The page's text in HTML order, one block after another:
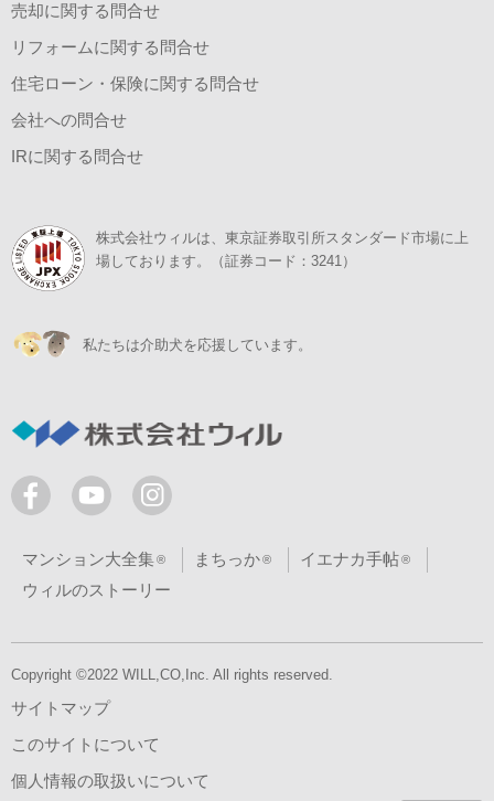
売却に関する問合せ
リフォームに関する問合せ
住宅ローン・保険に関する問合せ
会社への問合せ
IRに関する問合せ
株式会社ウィルは、東京証券取引所スタンダード市場に上
場しております。（証券コード：3241）
私たちは介助犬を応援しています。
マンション大全集 まちっか
イエナカ手帖
ウィルのストーリー
Copyright ©2022 WILL,CO,Inc. All rights reserved.
サイトマップ
このサイトについて
個人情報の取扱いについて